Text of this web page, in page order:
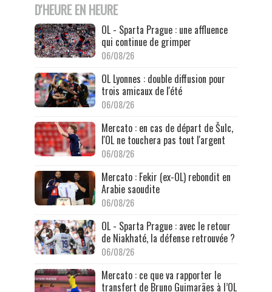
D'HEURE EN HEURE
OL - Sparta Prague : une affluence
qui continue de grimper
06/08/26
OL Lyonnes : double diffusion pour
trois amicaux de l'été
06/08/26
Mercato : en cas de départ de Šulc,
l'OL ne touchera pas tout l'argent
06/08/26
Mercato : Fekir (ex-OL) rebondit en
Arabie saoudite
06/08/26
OL - Sparta Prague : avec le retour
de Niakhaté, la défense retrouvée ?
06/08/26
Mercato : ce que va rapporter le
transfert de Bruno Guimarães à l’OL